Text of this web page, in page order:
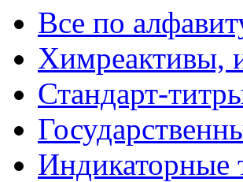
Все по
Химреактивы,
Стандарт-
Индикаторные